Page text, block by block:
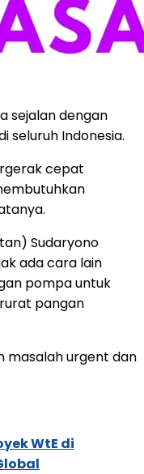
sejalan dengan
seluruh Indonesia.
cepat
Sudaryono
ada cara lain
pompa untuk
pangan
masalah urgent dan
WtE di